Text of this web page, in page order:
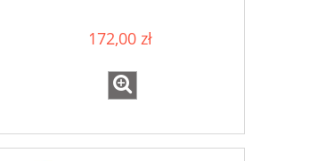
172,00 zł